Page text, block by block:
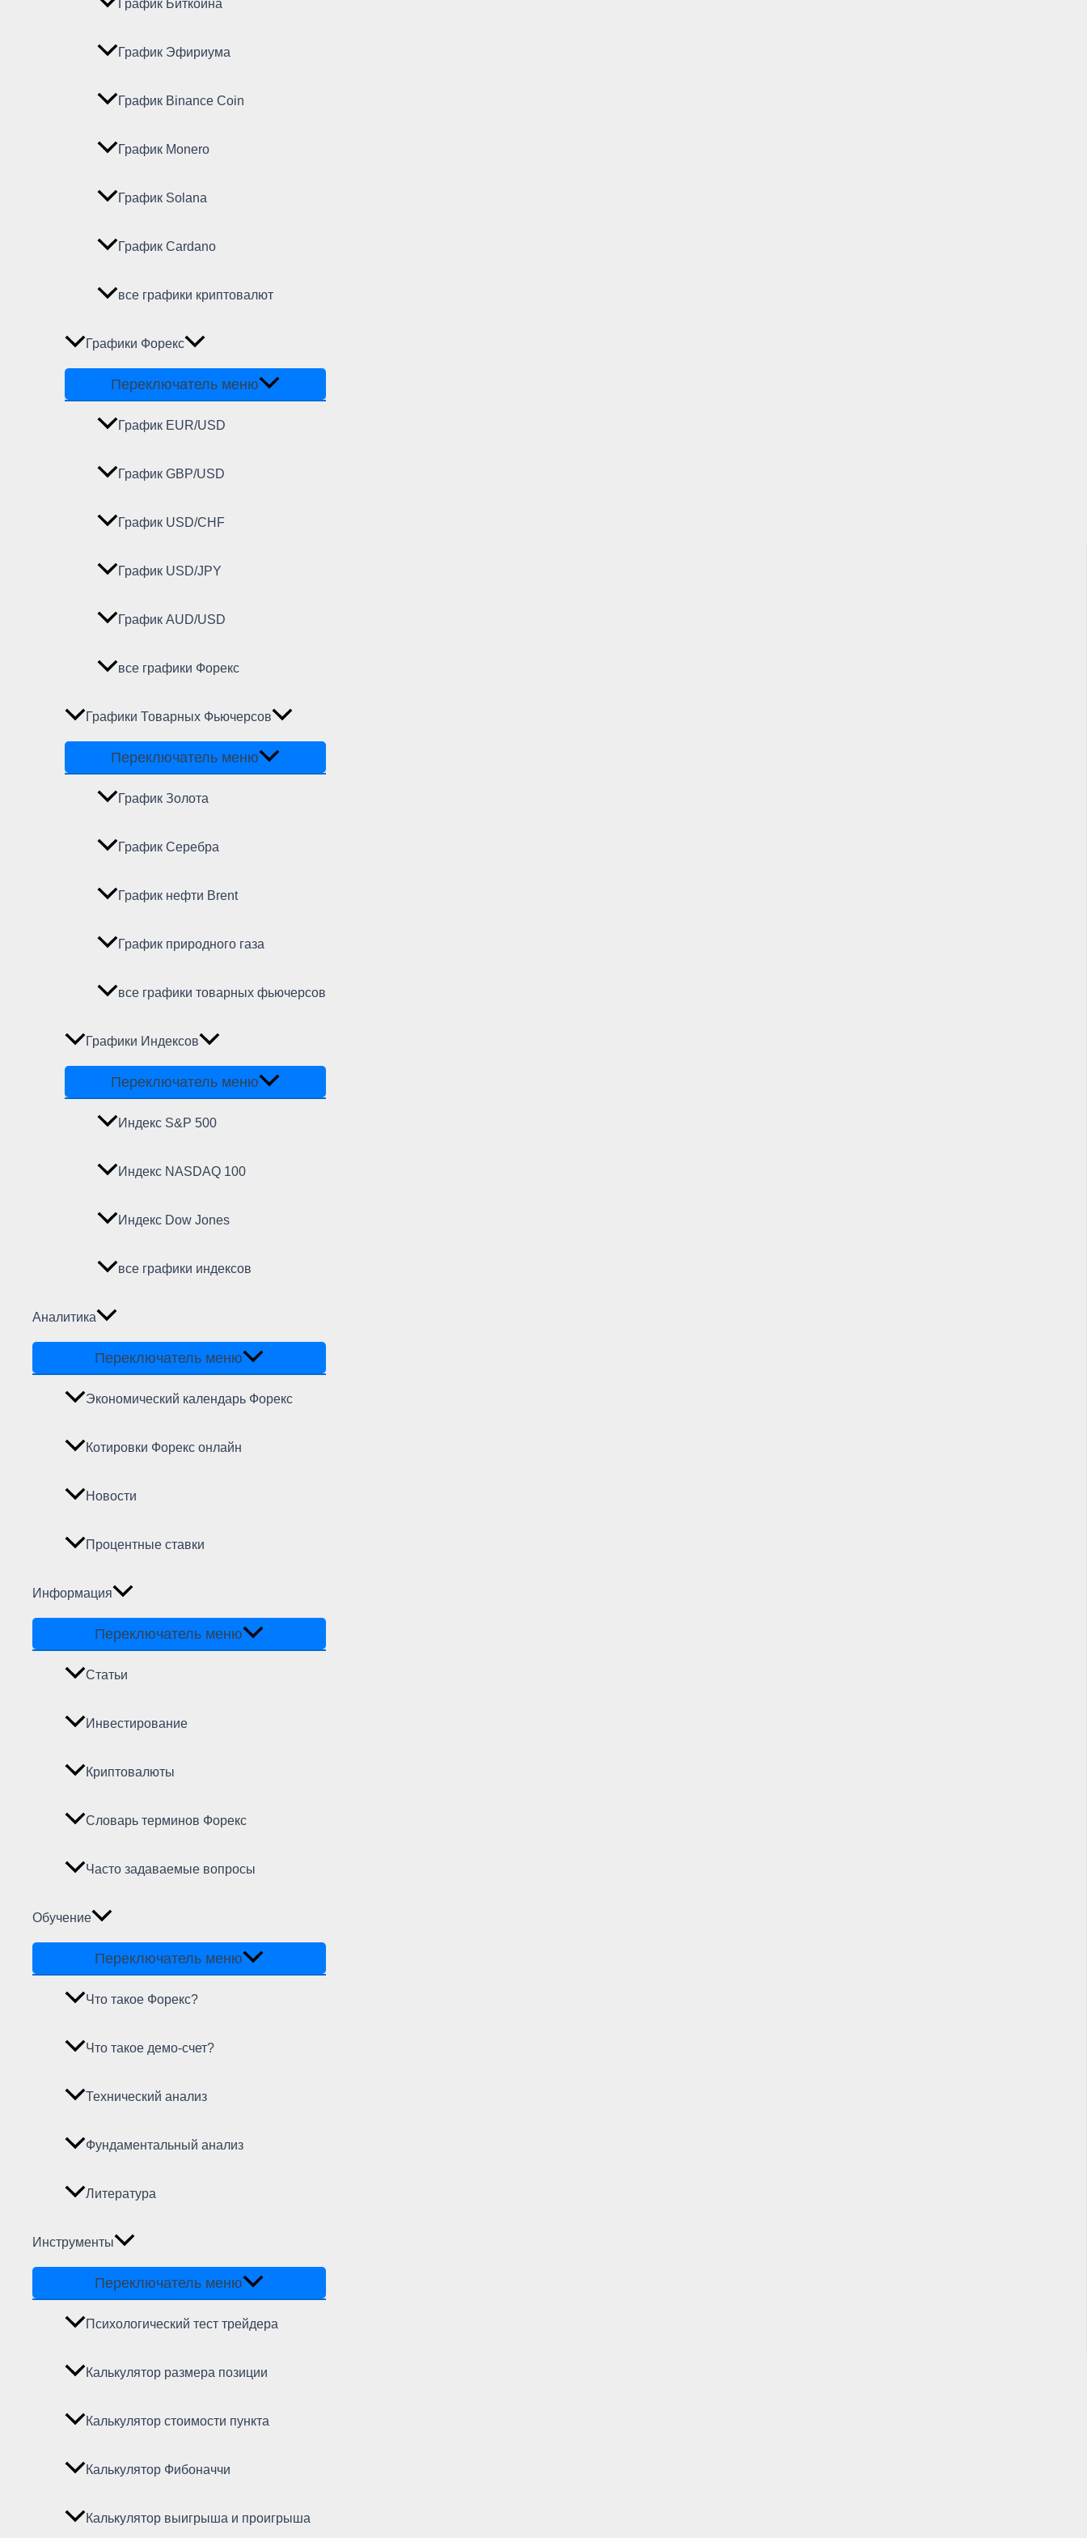
График Биткойна
График Эфириума
График Binance Coin
График Monero
График Solana
График Cardano
все графики криптовалют
Графики Форекс
Переключатель меню
График EUR/USD
График GBP/USD
График USD/CHF
График USD/JPY
График AUD/USD
все графики Форекс
Графики Товарных Фьючерсов
Переключатель меню
График Золота
График Серебра
График нефти Brent
График природного газа
все графики товарных фьючерсов
Графики Индексов
Переключатель меню
Индекс S&P 500
Индекс NASDAQ 100
Индекс Dow Jones
все графики индексов
Аналитика
Переключатель меню
Экономический календарь Форекс
Котировки Форекс онлайн
Новости
Процентные ставки
Информация
Переключатель меню
Статьи
Инвестирование
Криптовалюты
Словарь терминов Форекс
Часто задаваемые вопросы
Обучение
Переключатель меню
Что такое Форекс?
Что такое демо-счет?
Технический анализ
Фундаментальный анализ
Литература
Инструменты
Переключатель меню
Психологический тест трейдера
Калькулятор размера позиции
Калькулятор стоимости пункта
Калькулятор Фибоначчи
Калькулятор выигрыша и проигрыша